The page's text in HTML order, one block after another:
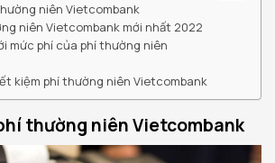
niên Vietcombank
niên Vietcombank mới nhất 2022
mức phí của phí thường niên
kiệm phí thường niên Vietcombank
thường niên Vietcombank